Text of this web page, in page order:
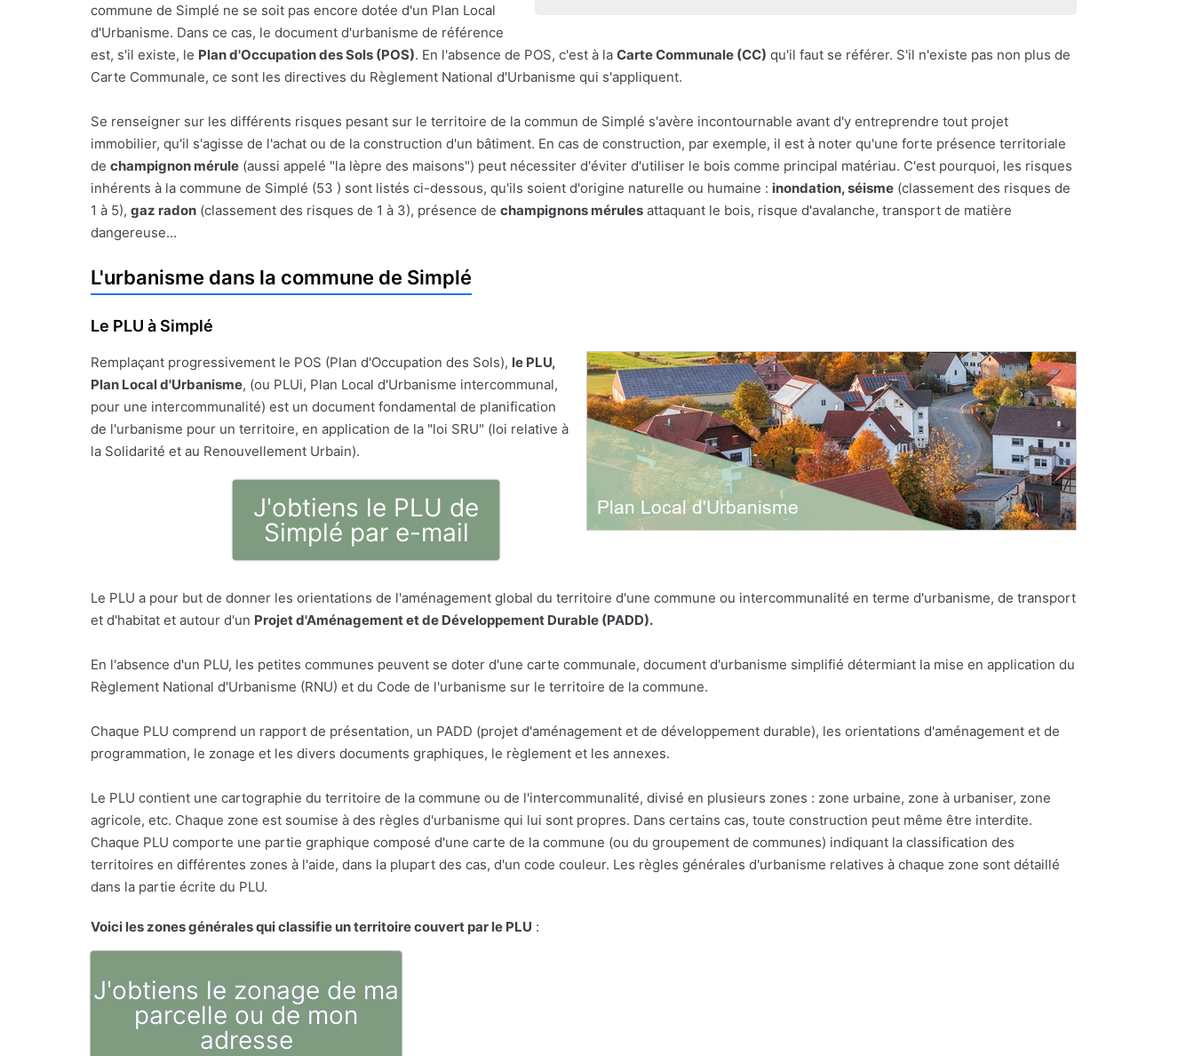
commune de Simplé ne se soit pas encore dotée d'un Plan Local
d'Urbanisme. Dans ce cas, le document d'urbanisme de référence
est, s'il existe, le Plan d'Occupation des Sols (POS). En l'absence de POS, c'est à la Carte Communale (CC) qu'il faut se référer. S'il n'existe pas non plus de
Carte Communale, ce sont les directives du Règlement National d'Urbanisme qui s'appliquent.
Se renseigner sur les différents risques pesant sur le territoire de la commun de Simplé s'avère incontournable avant d'y entreprendre tout projet
immobilier, qu'il s'agisse de l'achat ou de la construction d'un bâtiment. En cas de construction, par exemple, il est à noter qu'une forte présence territoriale
de champignon mérule (aussi appelé "la lèpre des maisons") peut nécessiter d'éviter d'utiliser le bois comme principal matériau. C'est pourquoi, les risques
inhérents à la commune de Simplé (53 ) sont listés ci-dessous, qu'ils soient d'origine naturelle ou humaine : inondation, séisme (classement des risques de
1 à 5), gaz radon (classement des risques de 1 à 3), présence de champignons mérules attaquant le bois, risque d'avalanche, transport de matière
dangereuse...
L'urbanisme dans la commune de Simplé
Le PLU à Simplé
Remplaçant progressivement le POS (Plan d'Occupation des Sols), le PLU,
Plan Local d'Urbanisme, (ou PLUi, Plan Local d'Urbanisme intercommunal,
pour une intercommunalité) est un document fondamental de planification
de l'urbanisme pour un territoire, en application de la "loi SRU" (loi relative à
la Solidarité et au Renouvellement Urbain).
J'obtiens le PLU de
Simplé par e-mail
Le PLU a pour but de donner les orientations de l'aménagement global du territoire d'une commune ou intercommunalité en terme d'urbanisme, de transport
et d'habitat et autour d'un Projet d'Aménagement et de Développement Durable (PADD).
En l'absence d'un PLU, les petites communes peuvent se doter d'une carte communale, document d'urbanisme simplifié détermiant la mise en application du
Règlement National d'Urbanisme (RNU) et du Code de l'urbanisme sur le territoire de la commune.
Chaque PLU comprend un rapport de présentation, un PADD (projet d'aménagement et de développement durable), les orientations d'aménagement et de
programmation, le zonage et les divers documents graphiques, le règlement et les annexes.
Le PLU contient une cartographie du territoire de la commune ou de l'intercommunalité, divisé en plusieurs zones : zone urbaine, zone à urbaniser, zone
agricole, etc. Chaque zone est soumise à des règles d'urbanisme qui lui sont propres. Dans certains cas, toute construction peut même être interdite.
Chaque PLU comporte une partie graphique composé d'une carte de la commune (ou du groupement de communes) indiquant la classification des
territoires en différentes zones à l'aide, dans la plupart des cas, d'un code couleur. Les règles générales d'urbanisme relatives à chaque zone sont détaillé
dans la partie écrite du PLU.
Voici les zones générales qui classifie un territoire couvert par le PLU :
J'obtiens le zonage de ma
parcelle ou de mon
adresse